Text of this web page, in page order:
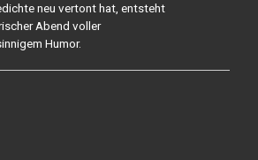
neu vertont hat, entsteht
Abend voller
Humor.